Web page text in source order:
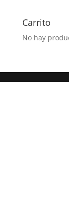
Carrito
No hay